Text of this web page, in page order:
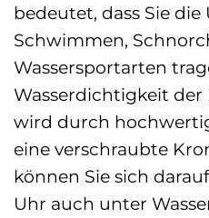
bedeutet, dass Sie
Schwimmen,
Wassersportarten
Wasserdichtigkeit der
wird durch
eine verschraubte
können Sie sich
Uhr auch unter